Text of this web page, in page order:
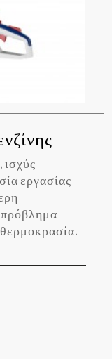
ισχύς
εργασίας
πρόβλημα